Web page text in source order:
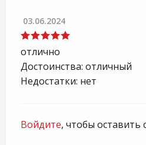
03.06.2024
отлично
Достоинства: отличный
Недостатки: нет
Войдите, чтобы оставить